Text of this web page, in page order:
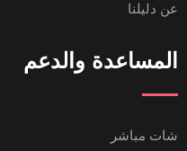
عن دليلنا
المساعدة والدعم
شات مباشر